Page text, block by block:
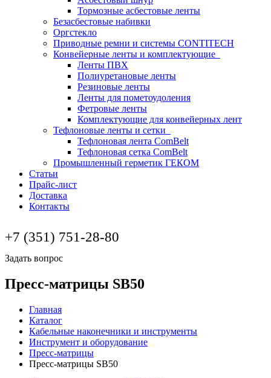
Тормозные асбестовые ленты
Безасбестовые набивки
Оргстекло
Приводные ремни и системы CONTITECH
Конвейерные ленты и комплектующие
Ленты ПВХ
Полиуретановые ленты
Резиновые ленты
Ленты для пометоудоления
Фетровые ленты
Комплектующие для конвейерных лент
Тефлоновые ленты и сетки
Тефлоновая лента ComBelt
Тефлоновая сетка ComBelt
Промышленный герметик ГЕКОМ
Статьи
Прайс-лист
Доставка
Контакты
+7 (351) 751-28-80
Задать вопрос
Пресс-матрицы SB50
Главная
Каталог
Кабельные наконечники и инструменты
Инструмент и оборудование
Пресс-матрицы
Пресс-матрицы SB50